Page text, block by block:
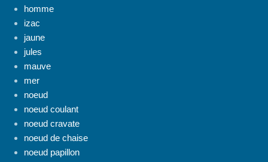
homme
izac
jaune
jules
mauve
mer
noeud
noeud coulant
noeud cravate
noeud de chaise
noeud papillon